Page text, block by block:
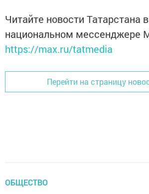
Читайте новости Татарстана в
национальном мессенджере
https://max.ru/tatmedia
Перейти на страницу
ОБЩЕСТВО